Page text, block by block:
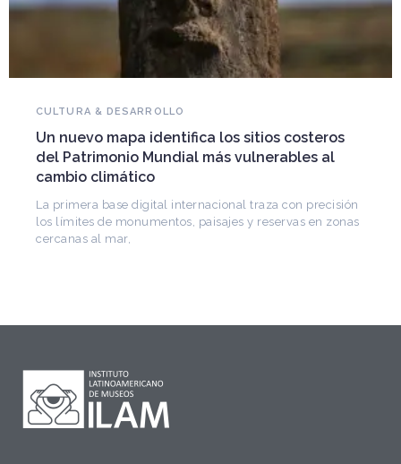
zonas
Falleció Ramón Gutiérrez, guardián del
patrimonio iberoamericano
Arquitecto, historiador e Investigador Superior del
CONICET, fundó el CEDODAL e impulsó los
de Arquitectura Latinoamericana. Publicó más de